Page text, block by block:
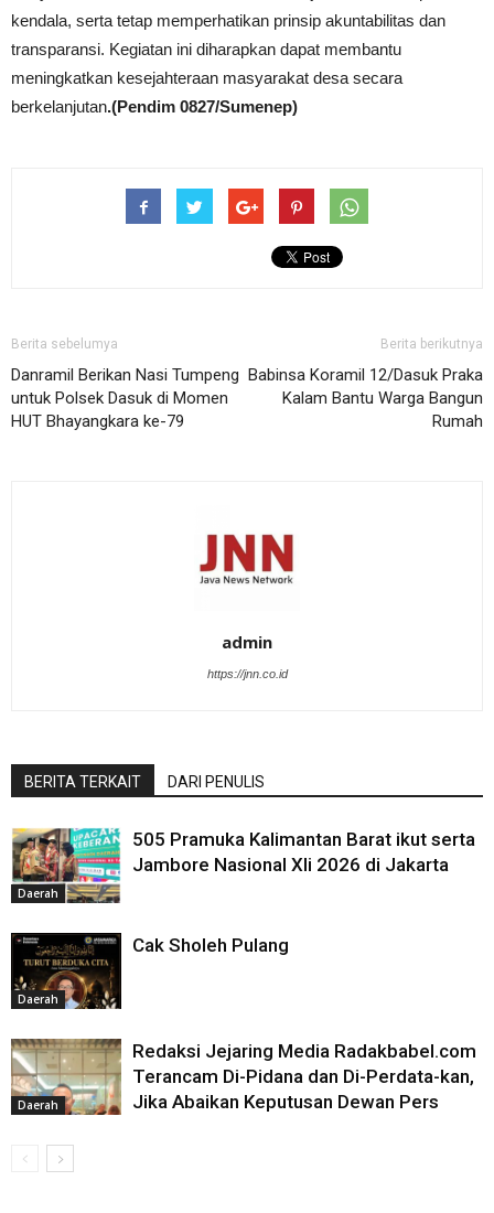
kendala, serta tetap memperhatikan prinsip akuntabilitas dan
transparansi. Kegiatan ini diharapkan dapat membantu
meningkatkan kesejahteraan masyarakat desa secara
berkelanjutan.(Pendim 0827/Sumenep)
Berita sebelumya
Danramil Berikan Nasi Tumpeng
untuk Polsek Dasuk di Momen
HUT Bhayangkara ke-79
Berita berikutnya
Babinsa Koramil 12/Dasuk Praka
Kalam Bantu Warga Bangun
Rumah
admin
https://jnn.co.id
BERITA TERKAIT DARI PENULIS
Daerah
505 Pramuka Kalimantan Barat ikut serta
Jambore Nasional XIi 2026 di Jakarta
Daerah
Cak Sholeh Pulang
Daerah
Redaksi Jejaring Media Radakbabel.com
Terancam Di-Pidana dan Di-Perdata-kan,
Jika Abaikan Keputusan Dewan Pers